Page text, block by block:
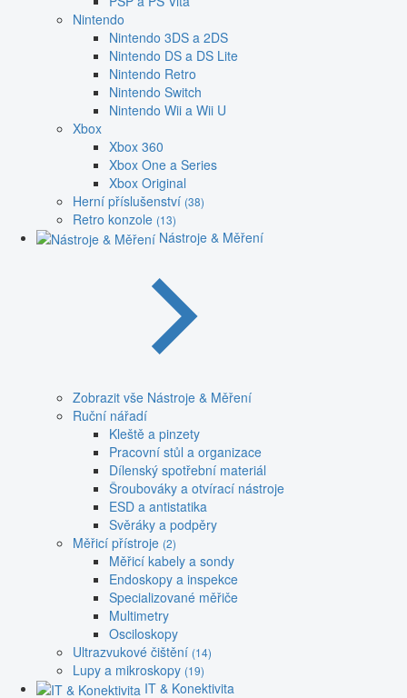
Nintendo
Nintendo 3DS a 2DS
Nintendo DS a DS Lite
Nintendo Retro
Nintendo Switch
Nintendo Wii a Wii U
Xbox
Xbox 360
Xbox One a Series
Xbox Original
Herní příslušenství (38)
Retro konzole (13)
Nástroje & Měření
Zobrazit vše Nástroje & Měření
Ruční nářadí
Kleště a pinzety
Pracovní stůl a organizace
Dílenský spotřební materiál
Šroubováky a otvírací nástroje
ESD a antistatika
Svěráky a podpěry
Měřicí přístroje (2)
Měřicí kabely a sondy
Endoskopy a inspekce
Specializované měřiče
Multimetry
Osciloskopy
Ultrazvukové čištění (14)
Lupy a mikroskopy (19)
IT & Konektivita